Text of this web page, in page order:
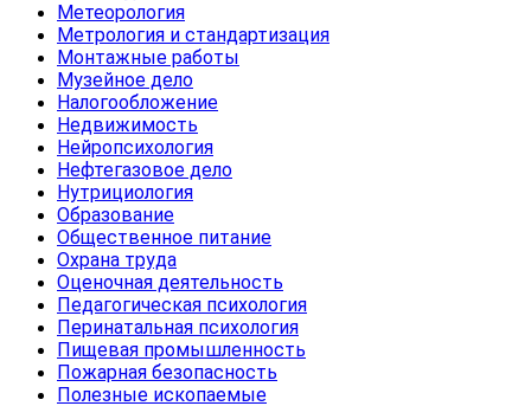
Метеорология
Метрология и стандартизация
Монтажные работы
Музейное дело
Налогообложение
Недвижимость
Нейропсихология
Нефтегазовое дело
Нутрициология
Образование
Общественное питание
Охрана труда
Оценочная деятельность
Педагогическая психология
Перинатальная психология
Пищевая промышленность
Пожарная безопасность
Полезные ископаемые